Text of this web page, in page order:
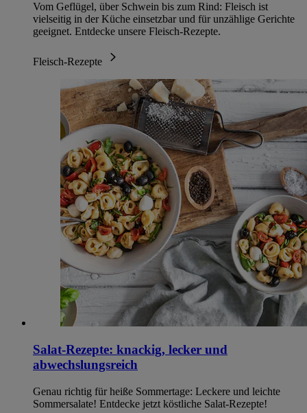
Vom Geflügel, über Schwein bis zum Rind: Fleisch ist
vielseitig in der Küche einsetzbar und für unzählige Gerichte
geeignet. Entdecke unsere Fleisch-Rezepte.
Fleisch-Rezepte
Salat-Rezepte: knackig, lecker und
abwechslungsreich
Genau richtig für heiße Sommertage: Leckere und leichte
Sommersalate! Entdecke jetzt köstliche Salat-Rezepte!